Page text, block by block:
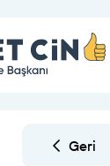
Geri